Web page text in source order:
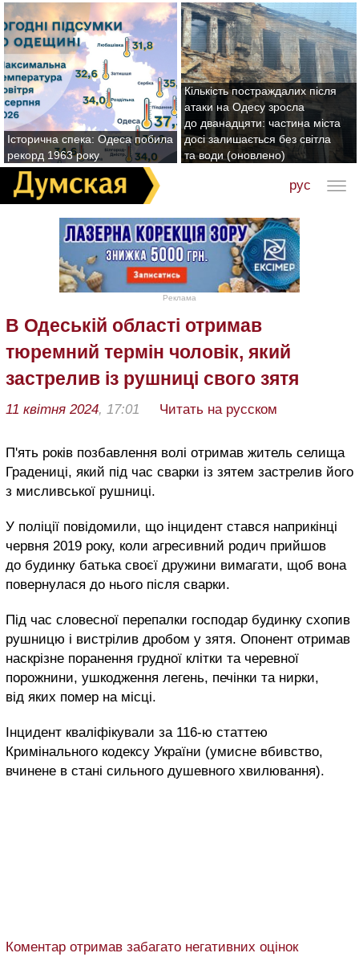
Історична спека: Одеса побила
рекорд 1963 року
Кількість постраждалих після
атаки на Одесу зросла
до дванадцяти: частина міста
досі залишається без світла
та води (оновлено)
рус
Реклама
В Одеській області отримав
тюремний термін чоловік, який
застрелив із рушниці свого зятя
11 квітня 2024, 17:01 Читать на русском
П'ять років позбавлення волі отримав житель селища
Градениці, який під час сварки із зятем застрелив його
з мисливської рушниці.
У поліції повідомили, що інцидент стався наприкінці
червня 2019 року, коли агресивний родич прийшов
до будинку батька своєї дружини вимагати, щоб вона
повернулася до нього після сварки.
Під час словесної перепалки господар будинку схопив
рушницю і вистрілив дробом у зятя. Опонент отримав
наскрізне поранення грудної клітки та черевної
порожнини, ушкодження легень, печінки та нирки,
від яких помер на місці.
Інцидент кваліфікували за 116-ю статтею
Кримінального кодексу України (умисне вбивство,
вчинене в стані сильного душевного хвилювання).
Коментар отримав забагато негативних оцінок